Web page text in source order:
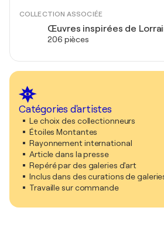
COLLECTION ASSOCIÉE
Œuvres inspirées de
206 pièces
Catégories d'artistes
Le choix des collectionneurs
Étoiles Montantes
Rayonnement international
Article dans la presse
Repéré par des galeries d'art
Inclus dans des curations de
Travaille sur commande